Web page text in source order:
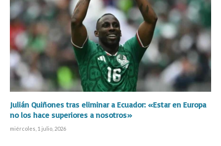
Julián Quiñones tras eliminar a Ecuador: «Estar en Europa
no los hace superiores a nosotros»
miércoles, 1 julio, 2026